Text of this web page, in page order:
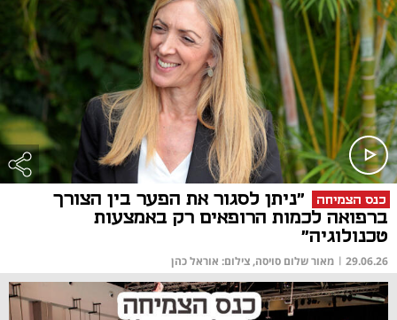
כנס הצמיחה
"ניתן לסגור את הפער בין הצורך
ברפואה לכמות הרופאים רק באמצעות
טכנולוגיה"
29.06.26
| מאור שלום סויסה, צילום: אוראל כהן